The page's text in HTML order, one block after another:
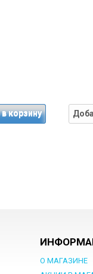
корзину
О МАГАЗИНЕ